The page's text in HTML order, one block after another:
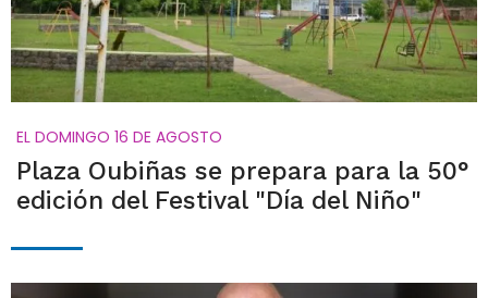
EL DOMINGO 16 DE AGOSTO
Plaza Oubiñas se prepara para la 50°
edición del Festival "Día del Niño"